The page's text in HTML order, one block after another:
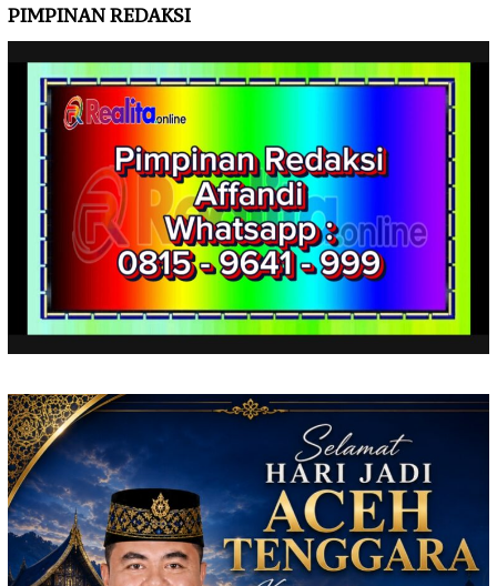
PIMPINAN REDAKSI